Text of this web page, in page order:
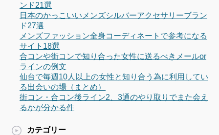
ンド21選
日本のかっこいいメンズシルバーアクセサリーブラン
ド27選
メンズファッション全身コーディネートで参考になる
サイト18選
合コンや街コンで知り合った女性に送るべきメールor
ラインの例文
仙台で毎週10人以上の女性と知り合う為に利用してい
る出会いの場（まとめ）
街コン・合コン後ライン2、3通のやり取りでまた会え
るかが分かる件
カテゴリー